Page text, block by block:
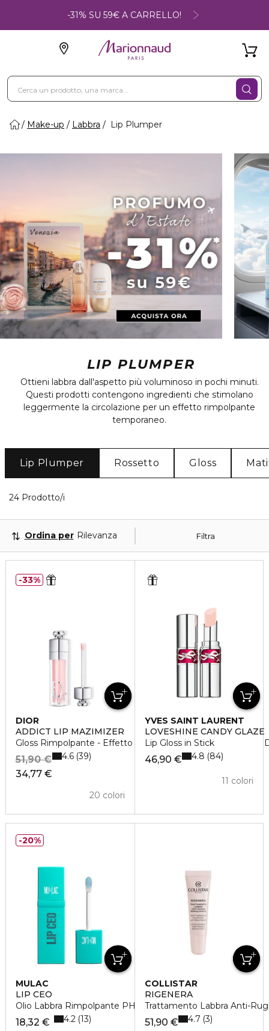
-31% SU 59€ A CARRELLO!
Make-up Labbra Lip Plumper
LIP PLUMPER
Ottieni labbra dall'aspetto più voluminoso in pochi minuti.
Questi prodotti contengono ingredienti che stimolano
leggermente la circolazione per un effetto rimpolpante
temporaneo.
Lip Plumper Rossetto Gloss
24 Prodotto/i
Filtra
Ordina per Rilevanza
DIOR
ADDICT LIP MAZIMIZER
Gloss Rimpolpante - Effetto Volume Immediato e a Lunga
34,77 €
51,90 €
20 colori
4.6 39
33%
YVES SAINT LAURENT
LOVESHINE CANDY GLAZE
Lip Gloss in Stick
46,90 €
11 colori
4.8 84
MULAC
LIP CEO
Olio Labbra Rimpolpante PH Reagente
18,32 €
4.2 13
20%
COLLISTAR
RIGENERA
Trattamento Labbra Anti-
51,90 € 4.7 3